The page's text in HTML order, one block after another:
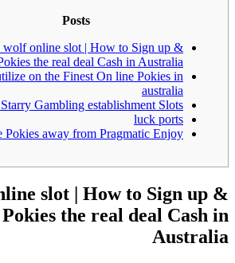
Posts
wolf online slot | How to Sign up &
the real deal Cash in Australia
on the Finest On line Pokies in
australia
Gambling establishment Slots
luck ports
Pokies away from Pragmatic Enjoy
slot | How to Sign up &
the real deal Cash in
Australia